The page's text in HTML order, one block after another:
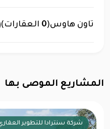
تاون هاوس(
0
المشاريع الموصى بها
شركة سنترادا للتطوير العقاري